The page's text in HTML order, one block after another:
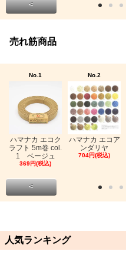
<
売れ筋商品
No.1
ハマナカ エコク
ラフト 5m巻 col.
1 ベージュ
369円(税込)
No.2
ハマナカ エコア
ンダリヤ
704円(税込)
<
人気ランキング